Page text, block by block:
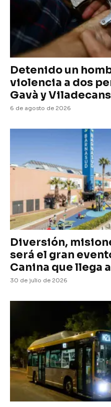
Detenido un
violencia a dos
Gavà y Viladecans
6 de agosto de 2026
Diversión,
será el gran
Canina que llega
30 de julio de 2026